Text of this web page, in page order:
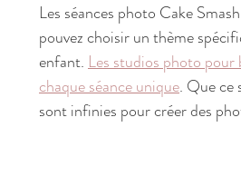
Les séances photo Cake
pouvez choisir un thème
enfant. Les studios photo pour
chaque séance unique. Que ce
sont infinies pour créer des